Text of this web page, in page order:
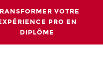
VOTRE
PRO EN
DIPLÔME